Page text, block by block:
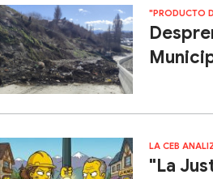
"PRODUCTO
LA CEB
"La